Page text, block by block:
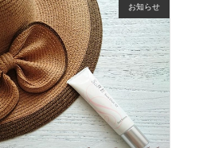
お知らせ